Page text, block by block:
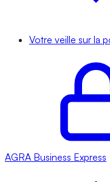
Votre veille sur la
AGRA Business Express